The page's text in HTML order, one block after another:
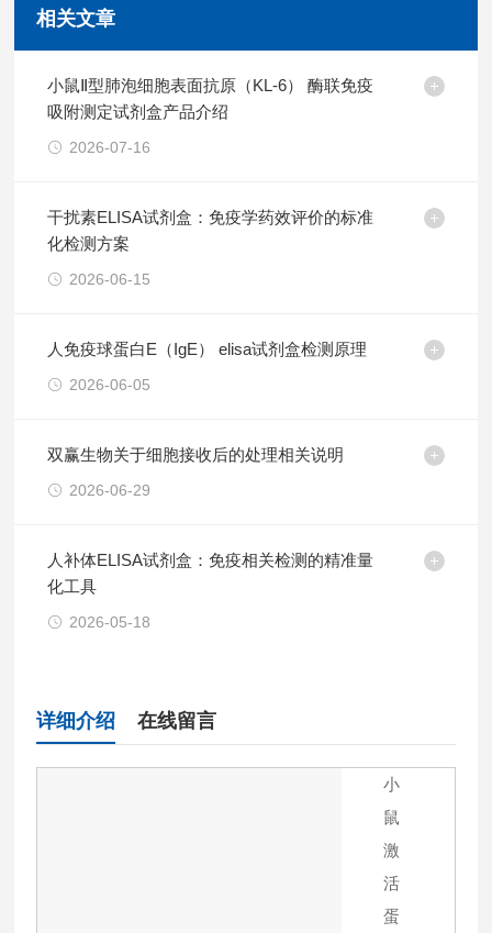
相关文章
小鼠Ⅱ型肺泡细胞表面抗原（KL-6） 酶联免疫
吸附测定试剂盒产品介绍
2026-07-16
干扰素ELISA试剂盒：免疫学药效评价的标准
化检测方案
2026-06-15
人免疫球蛋白E（IgE） elisa试剂盒检测原理
2026-06-05
双赢生物关于细胞接收后的处理相关说明
2026-06-29
人补体ELISA试剂盒：免疫相关检测的精准量
化工具
2026-05-18
详细介绍 在线留言
小
鼠
激
活
蛋